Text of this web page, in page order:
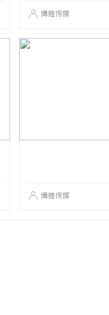
博雅传媒
博雅传媒